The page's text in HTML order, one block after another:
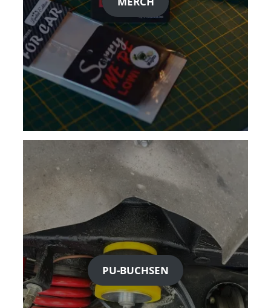
PU-BUCHSEN